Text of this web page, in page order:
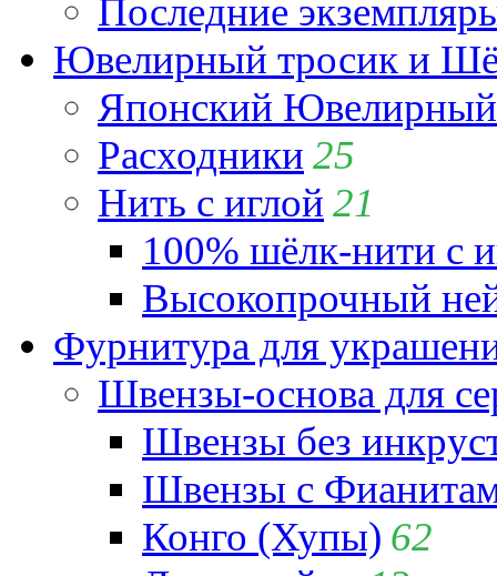
Последние
Ювелирный тросик и
Японский
Расходники 25
Нить с иглой 21
100% шёлк-нити с
Высокопрочный
Фурнитура для
Швензы-основа для
Швензы без
Швензы с
Конго (Хупы) 62